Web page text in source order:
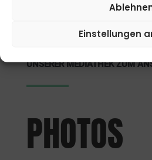
Einstellungen
Corona-Maßnahmen.
UNSERER MEDIATHEK ZUM
PHOTOS